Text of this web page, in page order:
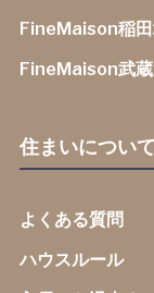
FineMaison稲
FineMaison武
住まいについて
よくある質問
ハウスルール